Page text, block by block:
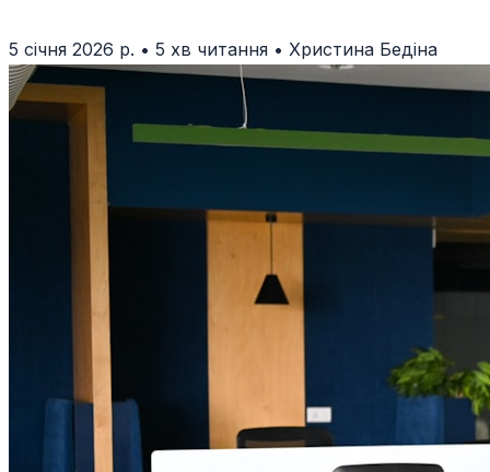
5 січня 2026 р. • 5 хв читання • Христина Бедіна